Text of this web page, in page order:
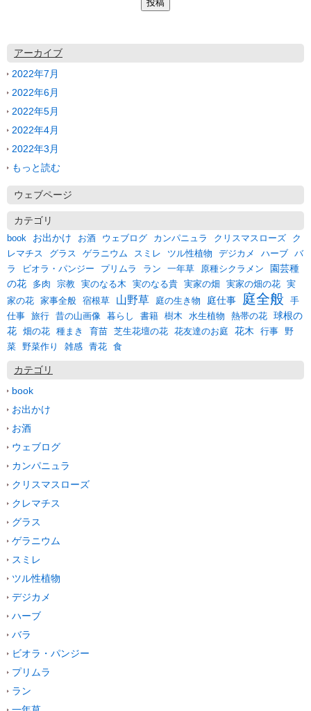
アーカイブ
2022年7月
2022年6月
2022年5月
2022年4月
2022年3月
もっと読む
ウェブページ
カテゴリ
book お出かけ お酒 ウェブログ カンパニュラ クリスマスローズ
ク
レマチス
グラス ゲラニウム スミレ ツル性植物 デジカメ ハーブ
バ
ラ
ビオラ・パンジー プリムラ ラン 一年草 原種シクラメン
園芸種
の花
多肉 宗教 実のなる木 実のなる貴 実家の畑 実家の畑の花
実
家の花
家事全般 宿根草 山野草 庭の生き物 庭仕事 庭全般
手
仕事
旅行 昔の山画像 暮らし 書籍 樹木 水生植物 熱帯の花
球根の
花
畑の花 種まき 育苗 芝生花壇の花 花友達のお庭 花木 行事
野
菜
野菜作り 雑感 青花 食
カテゴリ
book
お出かけ
お酒
ウェブログ
カンパニュラ
クリスマスローズ
クレマチス
グラス
ゲラニウム
スミレ
ツル性植物
デジカメ
ハーブ
バラ
ビオラ・パンジー
プリムラ
ラン